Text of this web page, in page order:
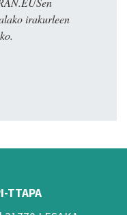
irakurleen
TTAPA